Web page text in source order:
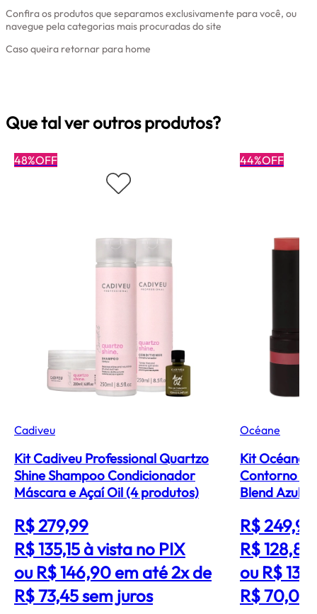
Confira os produtos que separamos exclusivamente para você, ou
navegue pela categorias mais procuradas do site
Caso queira retornar para home
Que tal ver outros produtos?
48%OFF
Cadiveu
Kit Cadiveu Professional Quartzo
Shine Shampoo Condicionador
Máscara e Açaí Oil (4 produtos)
R$ 279,99
R$ 135,15à vista no PIX
ou R$ 146,90 em até 2x de
R$ 73,45 sem juros
44%OFF
Océane
Kit Océane
Contorno
Blend Azul
R$ 249,99
R$ 128,80
ou R$
R$ 70,00